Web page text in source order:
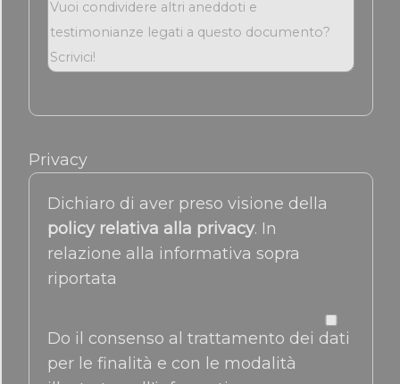
Privacy
Dichiaro di aver preso visione della
policy relativa alla privacy. In
relazione alla informativa sopra
riportata
Do il consenso al trattamento dei dati
per le finalità e con le modalità